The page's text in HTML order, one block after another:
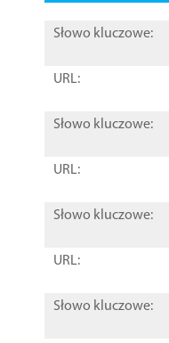
Słowo kluczowe:
URL:
Słowo kluczowe:
URL:
Słowo kluczowe:
URL:
Słowo kluczowe: